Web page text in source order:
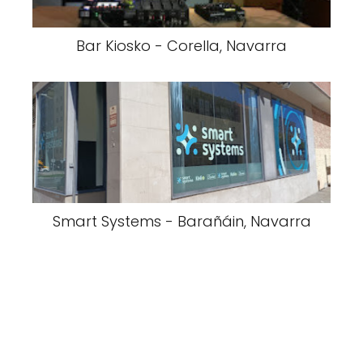
Bar Kiosko - Corella, Navarra
Smart Systems - Barañáin, Navarra